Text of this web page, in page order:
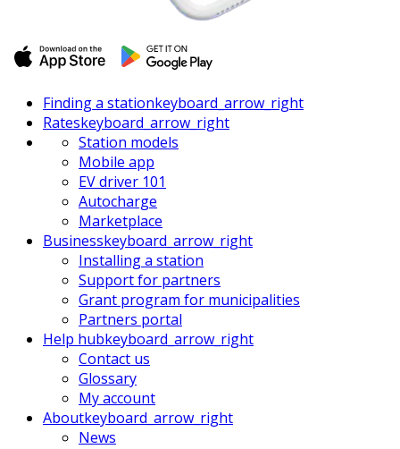
Finding a stationkeyboard_arrow_right
Rateskeyboard_arrow_right
Station models
Mobile app
EV driver 101
Autocharge
Marketplace
Businesskeyboard_arrow_right
Installing a station
Support for partners
Grant program for municipalities
Partners portal
Help hubkeyboard_arrow_right
Contact us
Glossary
My account
Aboutkeyboard_arrow_right
News